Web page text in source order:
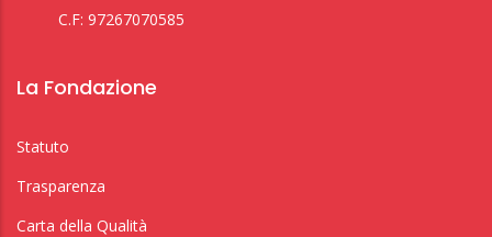
C.F: 97267070585
La Fondazione
Statuto
Trasparenza
Carta della Qualità